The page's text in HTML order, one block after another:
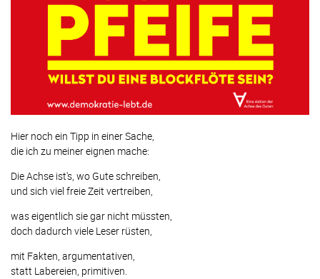
Hier noch ein Tipp in einer Sache,
die ich zu meiner eignen mache:
Die Achse ist's, wo Gute schreiben,
und sich viel freie Zeit vertreiben,
was eigentlich sie gar nicht müssten,
doch dadurch viele Leser rüsten,
mit Fakten, argumentativen,
statt Labereien, primitiven.